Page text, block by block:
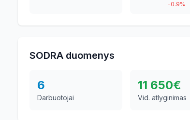
-0.9%
SODRA duomenys
6
Darbuotojai
11 650€
Vid. atlyginimas